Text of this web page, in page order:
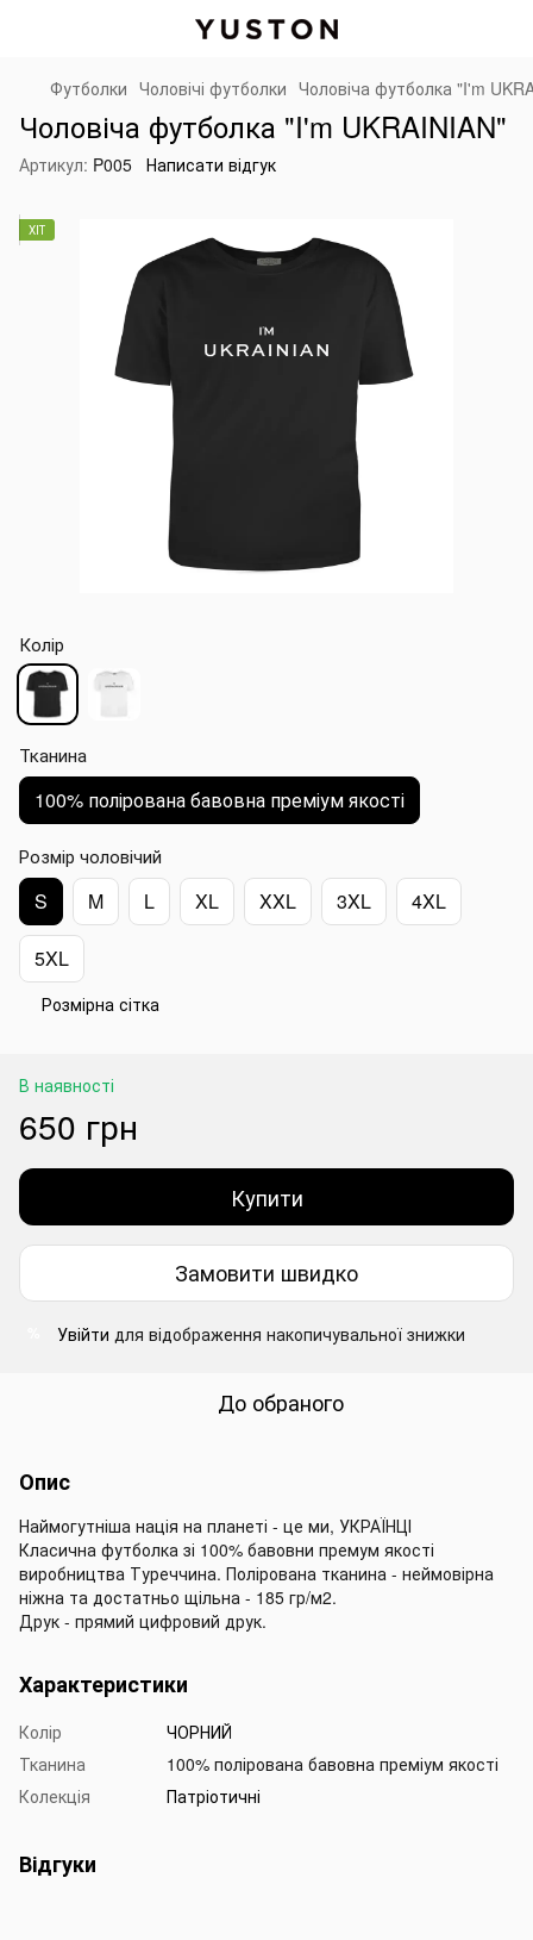
Футболки Чоловічі футболки Чоловіча футболка "I'm
Чоловіча футболка "I'm UKRAINIAN"
Артикул: P005 Написати відгук
ХІТ
Колір
Тканина
100% полірована бавовна преміум якості
Розмір чоловічий
S M L XL XXL 3XL 4XL
5XL
Розмірна сітка
В наявності
650 грн
Купити
Замовити швидко
Увійти для відображення накопичувальної знижки
До обраного
Опис
Наймогутніша нація на планеті - це ми, УКРАЇНЦІ
Класична футболка зі 100% бавовни премум якості
виробництва Туреччина. Полірована тканина - неймовірна
ніжна та достатньо щільна - 185 гр/м2.
Друк - прямий цифровий друк.
Характеристики
Колір
ЧОРНИЙ
Тканина
100% полірована бавовна преміум якості
Колекція
Патріотичні
Відгуки